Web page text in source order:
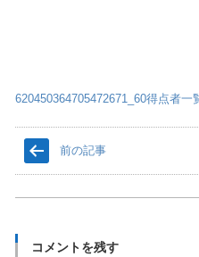
620450364705472671_60得点者一
前の記事
コメントを残す